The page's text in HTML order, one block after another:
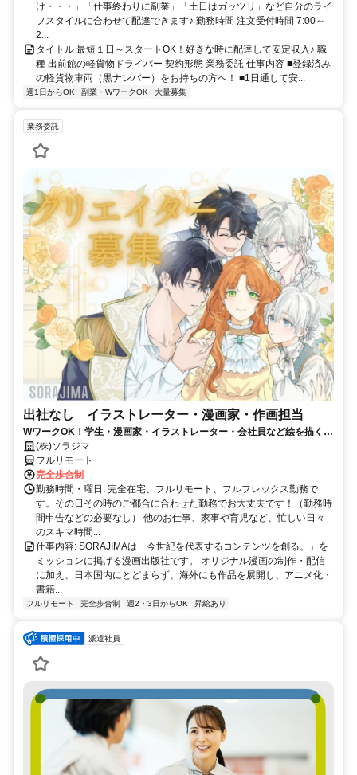
け・・・」「仕事終わりに副業」「土日はガッツリ」など自分のライ
フスタイルに合わせて配達できます♪ 勤務時間 注文受付時間 7:00～
2...
タイトル 最短１日～スタートOK！好きな時に配達して安定収入♪ 職
種 出前館の軽貨物ドライバー 契約形態 業務委託 仕事内容 ■登録済み
の軽貨物車両（黒ナンバー）をお持ちの方へ！ ■1日通して安...
週1日からOK 副業・WワークOK 大量募集
業務委託
出社なし イラストレーター・漫画家・作画担当
WワークOK！学生・漫画家・イラストレーター・会社員など絵を描くこ
とがお好きな方を大募集！！
(株)ソラジマ
フルリモート
完全歩合制
勤務時間・曜日: 完全在宅、フルリモート、フルフレックス勤務で
す。その日その時のご都合に合わせた勤務でお大丈夫です！（勤務時
間申告などの必要なし） 他のお仕事、家事や育児など、忙しい日々
のスキマ時間...
仕事内容: SORAJIMAは「今世紀を代表するコンテンツを創る。」を
ミッションに掲げる漫画出版社です。 オリジナル漫画の制作・配信
に加え、日本国内にとどまらず、海外にも作品を展開し、アニメ化・
書籍...
フルリモート 完全歩合制 週2・3日からOK 昇給あり
派遣社員